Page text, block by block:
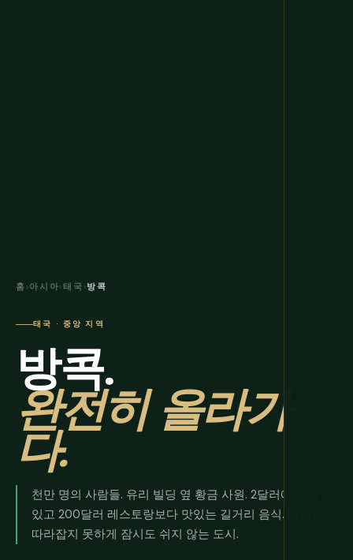
홈 ›아시아›태국 ›방콕
태국 · 중앙 지역
방콕.
완전히 올라가
다.
천만 명의 사람들. 유리 빌딩 옆 황금 사원. 2달러에 먹을 수
있고 200달러 레스토랑보다 맛있는 길거리 음식. 당신을
따라잡지 못하게 잠시도 쉬지 않는 도시.